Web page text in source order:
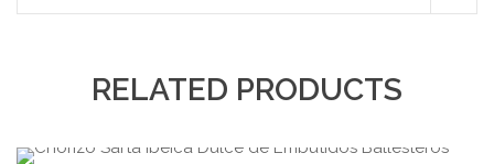
RELATED PRODUCTS